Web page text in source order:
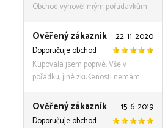
Obchod vyhověl mým pořadavkům.
Ověřený zákazník
22. 11. 2020
Doporučuje obchod
Kupovala jsem poprvé. Vše v
pořádku, jiné zkušenosti nemám.
Ověřený zákazník
15. 6. 2019
Doporučuje obchod